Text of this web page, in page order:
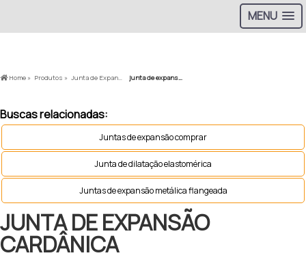
MENU
Home » Produtos » Junta de Expansão » junta de expansão cardânica
Buscas relacionadas:
Juntas de expansão comprar
Junta de dilatação elastomérica
Juntas de expansão metálica flangeada
JUNTA DE EXPANSÃO
CARDÂNICA